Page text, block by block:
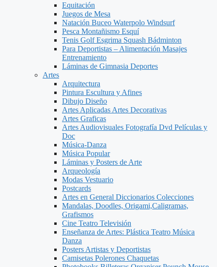
Equitación
Juegos de Mesa
Natación Buceo Waterpolo Windsurf
Pesca Montañismo Esquí
Tenis Golf Esgrima Squash Bádminton
Para Deportistas – Alimentación Masajes
Entrenamiento
Láminas de Gimnasia Deportes
Artes
Arquitectura
Pintura Escultura y Afines
Dibujo Diseño
Artes Aplicadas Artes Decorativas
Artes Graficas
Artes Audiovisuales Fotografía Dvd Películas y
Doc
Música-Danza
Música Popular
Láminas y Posters de Arte
Arqueología
Modas Vestuario
Postcards
Artes en General Diccionarios Colecciones
Mandalas, Doodles, Origami,Caligramas,
Grafismos
Cine Teatro Televisión
Enseñanza de Artes: Plástica Teatro Música
Danza
Posters Artistas y Deportistas
Camisetas Polerones Chaquetas